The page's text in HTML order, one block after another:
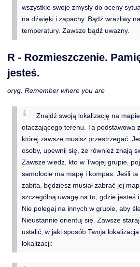
wszystkie swoje zmysły do oceny
na dźwięki i zapachy. Bądź wrażliwy
temperatury. Zawsze bądź uważny.
R - Rozmieszczenie.
jesteś.
oryg. Remember where you are
Znajdź swoją lokalizację na
otaczającego terenu. Ta podstawowa
której zawsze musisz przestrzegać.
osoby, upewnij się, że również znają
Zawsze wiedz, kto w Twojej grupie,
samolocie ma mapę i kompas. Jeśli
zabita, będziesz musiał zabrać jej
szczególną uwagę na to, gdzie jesteś
Nie polegaj na innych w grupie, aby
Nieustannie orientuj się. Zawsze
ustalić, w jaki sposób Twoja
lokalizacji: